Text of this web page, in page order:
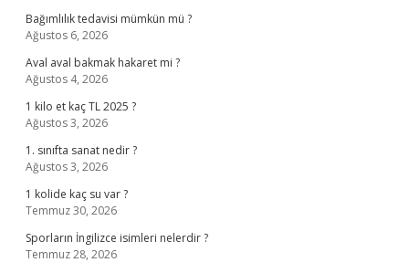
Bağımlılık tedavisi mümkün mü ?
Ağustos 6, 2026
Aval aval bakmak hakaret mi ?
Ağustos 4, 2026
1 kilo et kaç TL 2025 ?
Ağustos 3, 2026
1. sınıfta sanat nedir ?
Ağustos 3, 2026
1 kolide kaç su var ?
Temmuz 30, 2026
Sporların İngilizce isimleri nelerdir ?
Temmuz 28, 2026